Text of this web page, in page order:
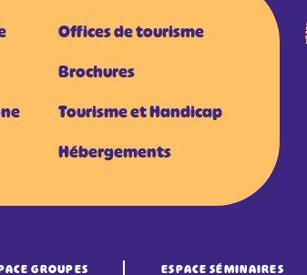
Offices de tourisme
Brochures
Tourisme et Handicap
Hébergements
GROUPES ESPACE SÉMINAIRES